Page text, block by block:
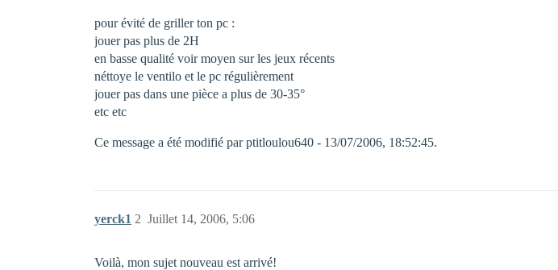
pour évité de griller ton pc :
jouer pas plus de 2H
en basse qualité voir moyen sur les jeux récents
néttoye le ventilo et le pc régulièrement
jouer pas dans une pièce a plus de 30-35°
etc etc
Ce message a été modifié par ptitloulou640 - 13/07/2006, 18:52:45.
yerck1 Juillet 14, 2006, 5:06
2
Voilà, mon sujet nouveau est arrivé!